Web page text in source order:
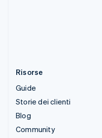
Risorse
Guide
Storie dei clienti
Blog
Community